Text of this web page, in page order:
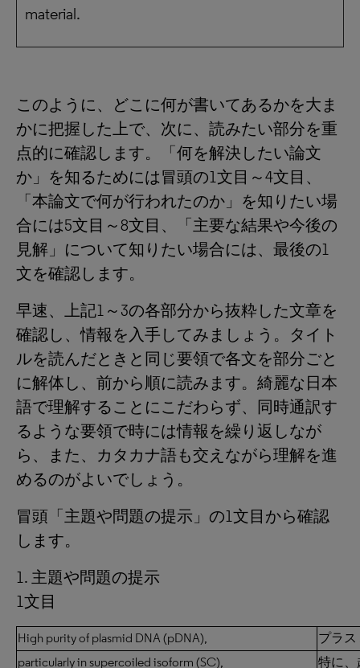
material.
このように、どこに何が書いてあるかを大ま
かに把握した上で、次に、読みたい部分を重
点的に確認します。「何を解決したい論文
か」を知るためには冒頭の1文目～4文目、
「本論文で何が行われたのか」を知りたい場
合には5文目～8文目、「主要な結果や今後の
見解」について知りたい場合には、最後の1
文を確認します。
早速、上記1～3の各部分から抜粋した文章を
確認し、情報を入手してみましょう。タイト
ルを読んだときと同じ要領で各文を部分ごと
に解体し、前から順に読みます。綺麗な日本
語で理解することにこだわらず、同時通訳す
るような要領で時には情報を繰り返しなが
ら、また、カタカナ語も交えながら理解を進
めるのがよいでしょう。
冒頭「主題や問題の提示」の1文目から確認
します。
1. 主題や問題の提示
1文目
High purity of plasmid DNA (pDNA),
プラ
particularly in supercoiled isoform (SC),
特に、